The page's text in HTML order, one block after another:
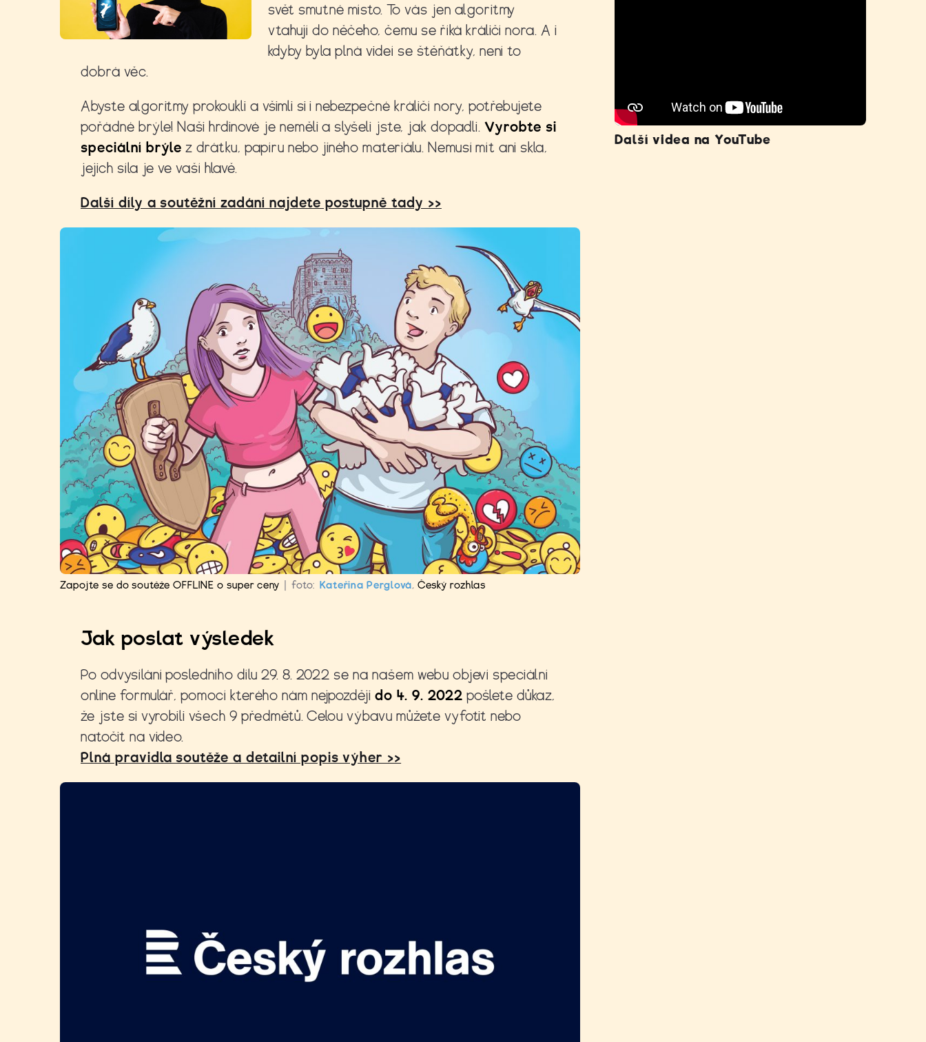
svět smutné místo. To vás jen algoritmy
vtahují do něčeho, čemu se říká králičí nora. A i
kdyby byla plná videí se štěňátky, není to
dobrá věc.
Abyste algoritmy prokoukli a všimli si i nebezpečné králičí nory, potřebujete
pořádné brýle! Naši hrdinové je neměli a slyšeli jste, jak dopadli.Vyrobte si
speciální brýle z drátku, papíru nebo jiného materiálu. Nemusí mít ani skla,
jejich síla je ve vaší hlavě.
Další díly a soutěžní zadání najdete postupně tady >>
Zapojte se do soutěže OFFLINE o super ceny foto: Kateřina Perglová,Český rozhlas
Jak poslat výsledek
Po odvysílání posledního dílu 29. 8. 2022 se na našem webu objeví speciální
online formulář, pomocí kterého nám nejpozději do 4. 9. 2022 pošlete důkaz,
že jste si vyrobili všech 9 předmětů. Celou výbavu můžete vyfotit nebo
natočit na video.
Plná pravidla soutěže a detailní popis výher >>
Další videa na YouTube